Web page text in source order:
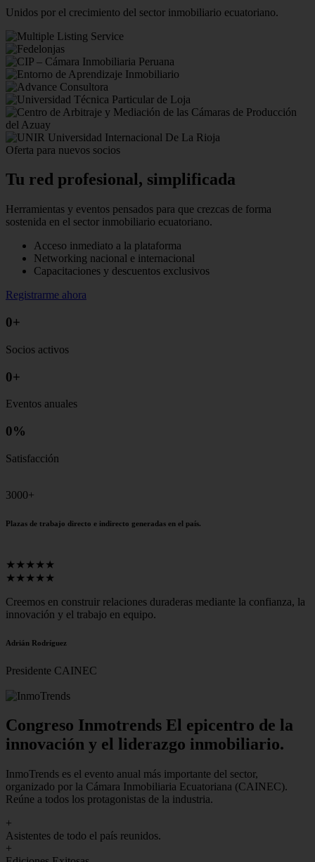
Unidos por el crecimiento del sector inmobiliario ecuatoriano.
Oferta para nuevos socios
Tu red profesional, simplificada
Herramientas y eventos pensados para que crezcas de forma
sostenida en el sector inmobiliario ecuatoriano.
Acceso inmediato a la plataforma
Networking nacional e internacional
Capacitaciones y descuentos exclusivos
Registrarme ahora
0+
Socios activos
0+
Eventos anuales
0%
Satisfacción
3000+
Plazas de trabajo directo e indirecto generadas en el país.
★★★★★
★★★★★
Creemos en construir relaciones duraderas mediante la confianza, la
innovación y el trabajo en equipo.
Adrián Rodríguez
Presidente CAINEC
Congreso Inmotrends El epicentro de la
innovación y el liderazgo inmobiliario.
InmoTrends es el evento anual más importante del sector,
organizado por la Cámara Inmobiliaria Ecuatoriana (CAINEC).
Reúne a todos los protagonistas de la industria.
+
Asistentes de todo el país reunidos.
+